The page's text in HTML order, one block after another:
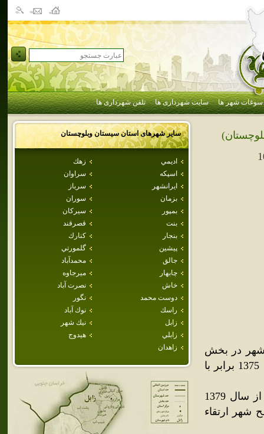
سوغات شهر ها سایت شهرداری ها تلفن شهرداری ها
سایر شهرهای استانسيستان وبلوچستان
اديمي
زهك
اسپكه
سراوان
ايرانشهر
سرباز
بزمان
سوران
بمپور
سيركان
بنت
قصرقند
بنجار
كنارك
پيشين
گلمورتي
جالق
محمدآباد
چابهار
ميرجاوه
خاش
نصرت آباد
دوست محمد
نگور
راسك
نوك آباد
زابل
نيك شهر
زابلي
هيدوج
زاهدان
شهر در بخش
فنوج شهرستان نيک‌شهر قرار دارد و جمعيت آن در سرشماري سال 1375 برابر با
شهر فنوج از شهرهاي قديمي جنوب بلوچستان است. منطقه فنوج از سال 1379
جدا شده و در سال 1370 به سطح شهر ارتقاء